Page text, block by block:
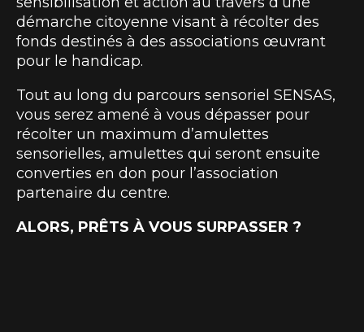
démarche citoyenne visant à récolter des
fonds destinés à des associations œuvrant
pour le handicap.
Tout au long du parcours sensoriel SENSAS,
vous serez amené à vous dépasser pour
récolter un maximum d’amulettes
sensorielles, amulettes qui seront ensuite
converties en don pour l’association
partenaire du centre.
ALORS, PRÊTS À VOUS SURPASSER ?